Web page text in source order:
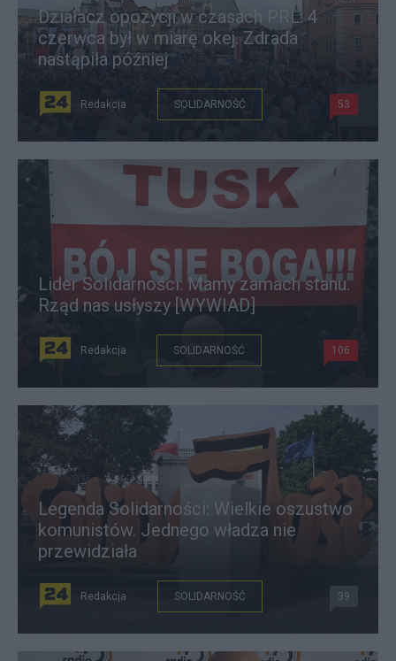
Działacz opozycji w czasach PRL: 4
czerwca był w miarę okej. Zdrada
nastąpiła później
Redakcja SOLIDARNOŚĆ 53
Lider Solidarności: Mamy zamach stanu.
Rząd nas usłyszy [WYWIAD]
Redakcja SOLIDARNOŚĆ 106
Legenda Solidarności: Wielkie oszustwo
komunistów. Jednego władza nie
przewidziała
Redakcja SOLIDARNOŚĆ 39